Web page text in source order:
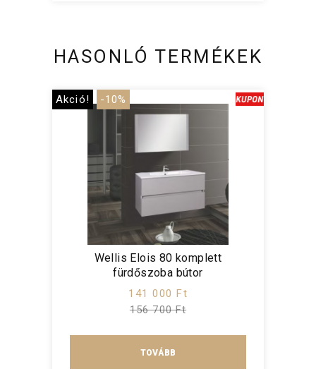
HASONLÓ TERMÉKEK
Akció! -10%
Wellis Elois 80 komplett
fürdőszoba bútor
141 000 Ft
156 700 Ft
TOVÁBB